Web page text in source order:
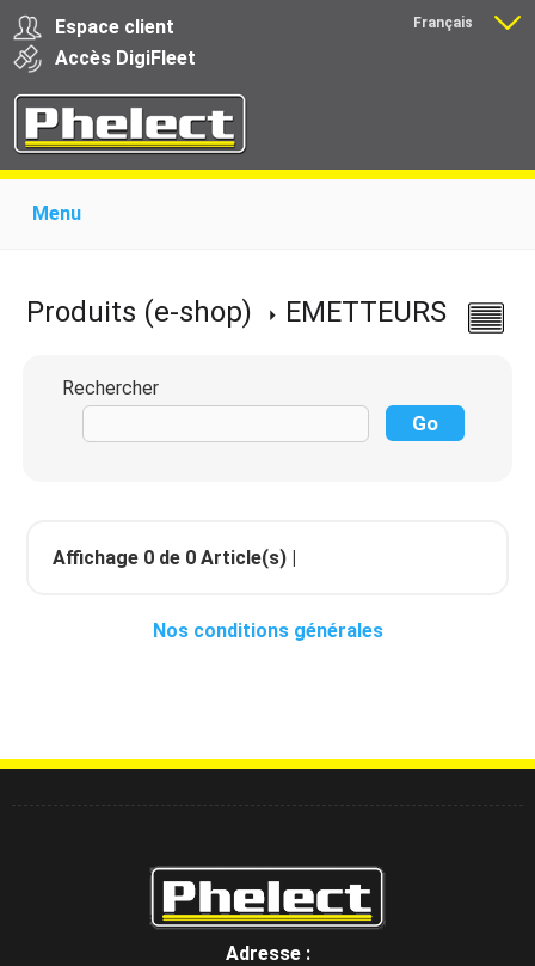
Espace client
Accès DigiFleet
Français
Menu
Produits pour transporteurs
Formations
Support
Liens
Produits (e-shop) EMETTEURS
Rechercher
Affichage 0 de 0 Article(s) |
Nos conditions générales
Adresse :